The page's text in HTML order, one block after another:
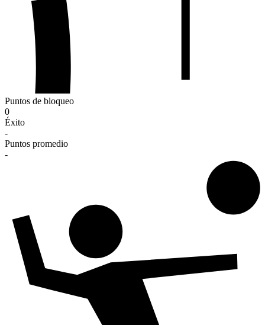
Puntos de bloqueo
0
Éxito
-
Puntos promedio
-